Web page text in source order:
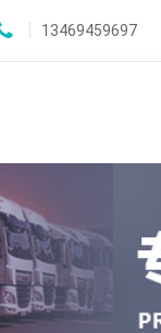
13469459697